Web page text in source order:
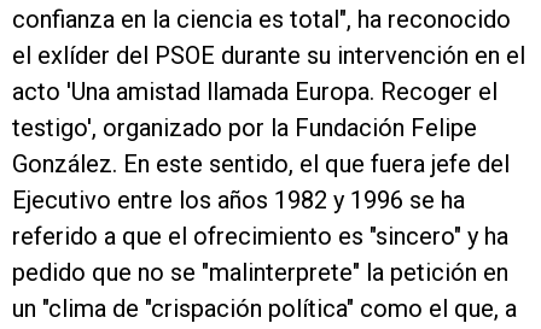
confianza en la ciencia es total", ha reconocido
el exlíder del PSOE durante su intervención en el
acto 'Una amistad llamada Europa. Recoger el
testigo', organizado por la Fundación Felipe
González. En este sentido, el que fuera jefe del
Ejecutivo entre los años 1982 y 1996 se ha
referido a que el ofrecimiento es "sincero" y ha
pedido que no se "malinterprete" la petición en
un "clima de "crispación política" como el que, a